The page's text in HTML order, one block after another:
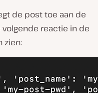
de post toe aan de
volgende reactie in de
zien: